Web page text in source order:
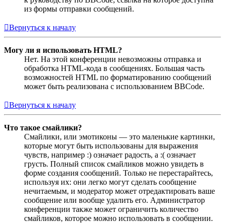
из формы отправки сообщений.
Вернуться к началу
Могу ли я использовать HTML?
Нет. На этой конференции невозможны отправка и
обработка HTML-кода в сообщениях. Большая часть
возможностей HTML по форматированию сообщений
может быть реализована с использованием BBCode.
Вернуться к началу
Что такое смайлики?
Смайлики, или эмотиконы — это маленькие картинки,
которые могут быть использованы для выражения
чувств, например :) означает радость, а :( означает
грусть. Полный список смайликов можно увидеть в
форме создания сообщений. Только не перестарайтесь,
используя их: они легко могут сделать сообщение
нечитаемым, и модератор может отредактировать ваше
сообщение или вообще удалить его. Администратор
конференции также может ограничить количество
смайликов, которое можно использовать в сообщении.